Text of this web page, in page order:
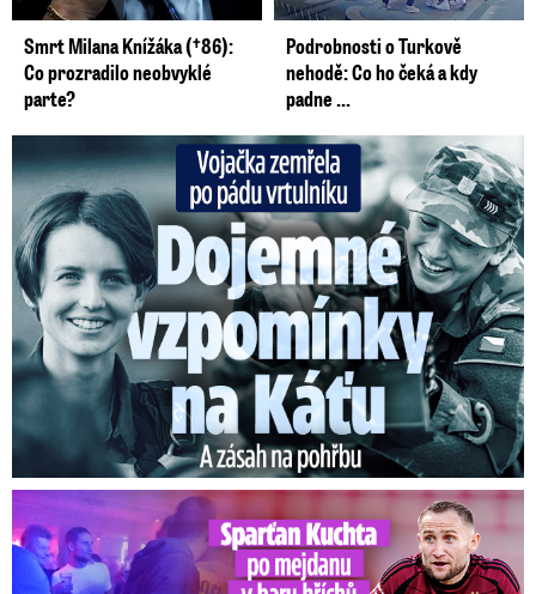
Smrt Milana Knížáka (†86):
Co prozradilo neobvyklé
parte?
Podrobnosti o Turkově
nehodě: Co ho čeká a kdy
padne ...
Vojačka zemřela po pádu vrtulníku: Dojemné vzpomínky na ...
Kuchta po mejdanu v baru hříchů: Přišel na trénink opilý?!